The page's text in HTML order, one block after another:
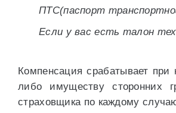
ПТС(паспорт
Если у вас есть талон
Компенсация срабатывает при
либо имуществу сторонних
страховщика по каждому